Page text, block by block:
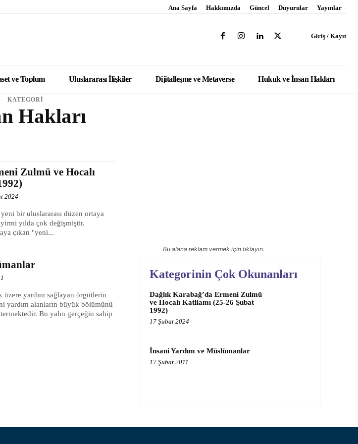
Ana Sayfa Hakkımızda Güncel Duyurular Yayınlar
Giriş / Kayıt
ve Toplum Uluslararası İlişkiler Dijitalleşme ve Metaverse Hukuk ve İnsan Hakları
KATEGORİ
Hakları
Zulmü ve Hocalı
2024
bir uluslararası düzen ortaya
yirmi yılda çok değişmiştir.
çıkan "yeni...
yardım sağlayan örgütlerin
yardım alanların büyük bölümünü
Bu yalın gerçeğin sahip
Bu alana reklam vermek için tıklayın.
Kategorinin Çok Okunanları
Dağlık Karabağ’da Ermeni Zulmü
ve Hocalı Katliamı (25-26 Şubat
1992)
17 Şubat 2024
İnsani Yardım ve Müslümanlar
17 Şubat 2011